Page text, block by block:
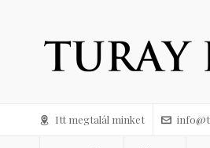
Itt megtalál minket